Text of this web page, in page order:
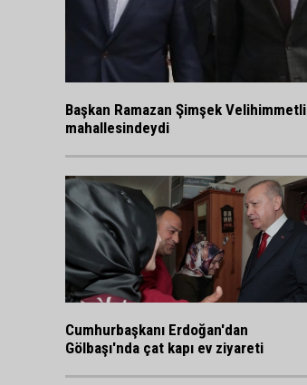
Başkan Ramazan Şimşek Velihimmetli
mahallesindeydi
Cumhurbaşkanı Erdoğan'dan
Gölbaşı'nda çat kapı ev ziyareti